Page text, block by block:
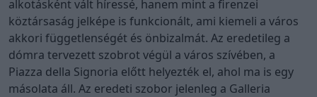
alkotásként vált híressé, hanem mint a firenzei
köztársaság jelképe is funkcionált, ami kiemeli a város
akkori függetlenségét és önbizalmát. Az eredetileg a
dómra tervezett szobrot végül a város szívében, a
Piazza della Signoria előtt helyezték el, ahol ma is egy
másolata áll. Az eredeti szobor jelenleg a Galleria